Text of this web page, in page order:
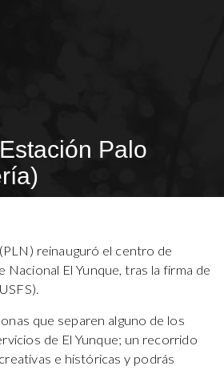
Palo
(PLN) reinauguró el centro de
El Yunque, tras la firma de
que separen alguno de los
de El Yunque; un recorrido
e históricas y podrás